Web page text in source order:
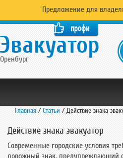
Предложение для
Оренбург
Главная /Статьи /Действие знака
Действие знака эвакуатор
Современные городские условия
дорожный знак, предупреждающий о